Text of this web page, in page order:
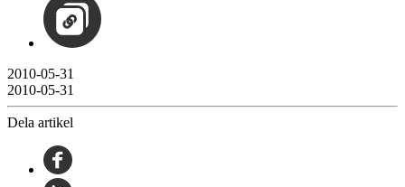
2010-05-31
2010-05-31
Dela artikel